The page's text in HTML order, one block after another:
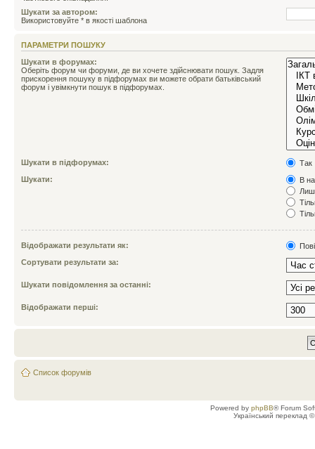
Шукати за автором:
Використовуйте * в якості шаблона
ПАРАМЕТРИ ПОШУКУ
Шукати в форумах:
Оберіть форум чи форуми, де ви хочете здійснювати пошук. Задля
прискорення пошуку в підфорумах ви можете обрати батьківський
форум і увімкнути пошук в підфорумах.
Шукати в підфорумах:
Так
Шукати:
В
Відображати результати як:
Сортувати результати за:
Шукати повідомлення за останні:
Відображати перші:
Список форумів
Powered by phpBB® Forum
Український переклад